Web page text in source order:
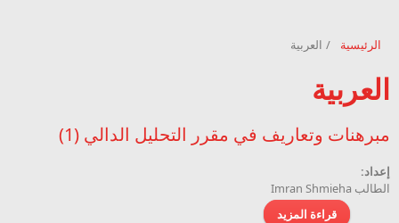
الرئيسية / العربية
العربية
مبرهنات وتعاريف في مقرر التحليل الدالي (1)
إعداد:
الطالب Imran Shmieha
قراءة المزيد حول مبرهنات وتعاريف في مقرر التحليل الدالي (1)